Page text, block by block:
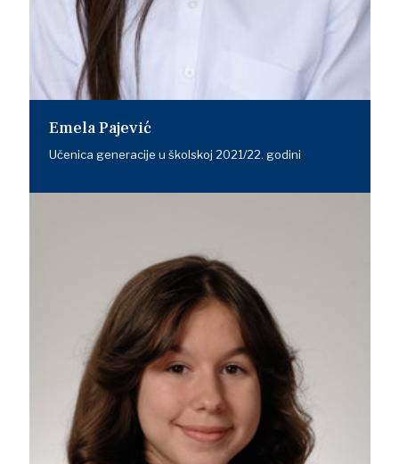
Emela Pajević
Učenica generacije u školskoj 2021/22. godini